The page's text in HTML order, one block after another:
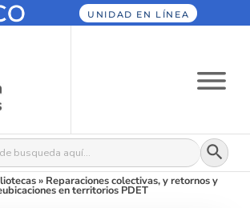
UNIDAD EN LÍNEA
Botón
» Reparaciones colectivas, y retornos y
en territorios PDET